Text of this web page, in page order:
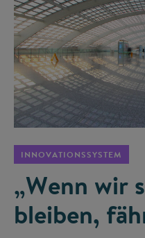
INNOVATIONSSYSTEM
„Wenn wir
bleiben,